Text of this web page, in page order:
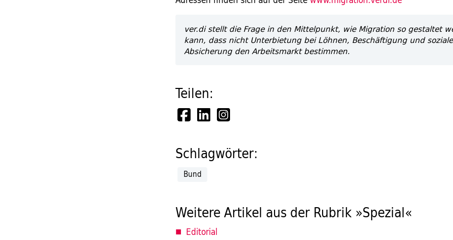
ver.di stellt die Frage in den Mittelpunkt, wie Migration so gestaltet
kann, dass nicht Unterbietung bei Löhnen, Beschäftigung und
Absicherung den Arbeitsmarkt bestimmen.
Teilen:
Schlagwörter:
Bund
Weitere Artikel aus der Rubrik »Spezial«
Editorial